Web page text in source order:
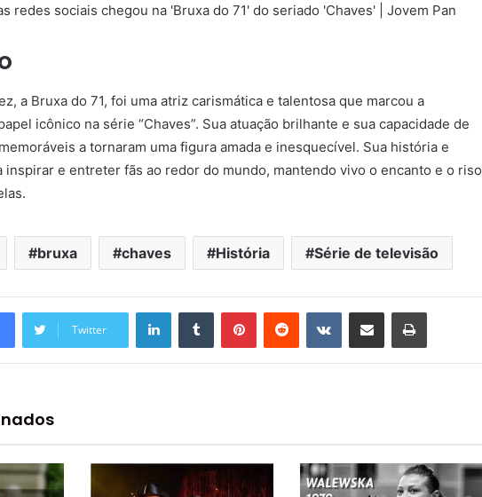
a Bruxa do 71, foi uma atriz carismática e talentosa que marcou a
icônico na série “Chaves”. Sua atuação brilhante e sua capacidade de
a tornaram uma figura amada e inesquecível. Sua história e
inspirar e entreter fãs ao redor do mundo, mantendo vivo o encanto e o riso
bruxa chaves História Série de televisão
Twitter